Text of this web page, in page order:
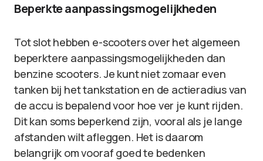
Beperkte aanpassingsmogelijkheden
Tot slot hebben e-scooters over het algemeen
beperktere aanpassingsmogelijkheden dan
benzine scooters. Je kunt niet zomaar even
tanken bij het tankstation en de actieradius van
de accu is bepalend voor hoe ver je kunt rijden.
Dit kan soms beperkend zijn, vooral als je lange
afstanden wilt afleggen. Het is daarom
belangrijk om vooraf goed te bedenken